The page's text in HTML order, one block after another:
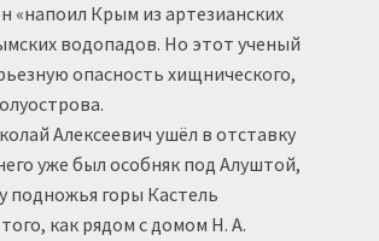
«напоил Крым из артезианских
водопадов. Но этот ученый
опасность хищнического,
Алексеевич ушёл в отставку
уже был особняк под Алуштой,
подножья горы Кастель
как рядом с домом H. А.